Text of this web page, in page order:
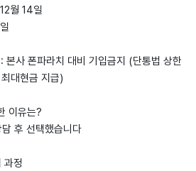
월 14일
본사 폰파라치 대비 기입금지 (단통법 상한
대현금 지급)
이유는?
후 선택했습니다
과정